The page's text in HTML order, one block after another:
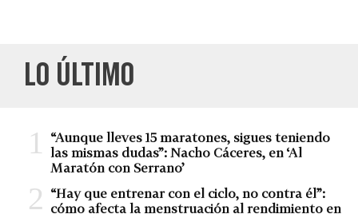
LO ÚLTIMO
“Aunque lleves 15 maratones, sigues teniendo
las mismas dudas”: Nacho Cáceres, en ‘Al
Maratón con Serrano’
“Hay que entrenar con el ciclo, no contra él”:
cómo afecta la menstruación al rendimiento en